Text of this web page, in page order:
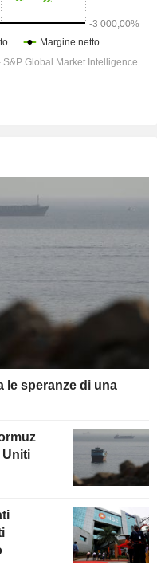
le speranze di una
Uniti